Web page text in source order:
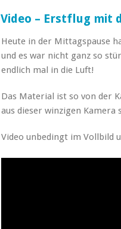
Video – Erstflug mit
Heute in der Mittagspause
und es war nicht ganz so
endlich mal in die Luft!
Das Material ist so von der
aus dieser winzigen Kamera
Video unbedingt im Vollbild